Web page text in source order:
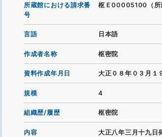
所蔵館における請求番
号
枢Ｅ00005100（所
言語 日本語
作成者名称 枢密院
資料作成年月日 大正０８年０３月１
規模 4
組織歴/履歴 枢密院
内容
大正八年三月十九日